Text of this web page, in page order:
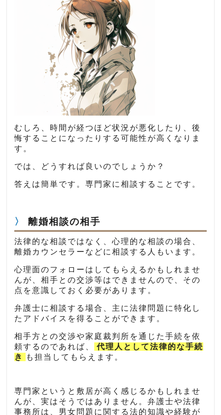
むしろ、時間が経つほど状況が悪化したり、後
悔することになったりする可能性が高くなりま
す。
では、どうすれば良いのでしょうか？
答えは簡単です。専門家に相談することです。
離婚相談の相手
法律的な相談ではなく、心理的な相談の場合、
離婚カウンセラーなどに相談する人もいます。
心理面のフォローはしてもらえるかもしれませ
んが、相手との交渉等はできませんので、その
点を意識しておく必要があります。
弁護士に相談する場合、主に法律問題に特化し
たアドバイスを得ることができます。
相手方との交渉や家庭裁判所を通じた手続を依
頼するのであれば、
代理人として法律的な手続
き
も担当してもらえます。
専門家というと敷居が高く感じるかもしれませ
んが、実はそうではありません。弁護士や法律
事務所は、男女問題に関する法的知識や経験が